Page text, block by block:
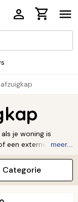
je woning is
een externe motor.
zonder in te
zonder motor
waarna ze
unit. Of je nu een
meer...
Categorie